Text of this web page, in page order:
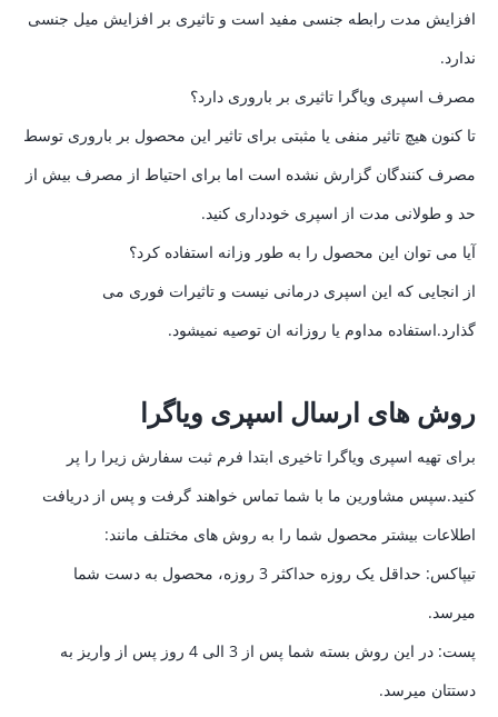
افزایش مدت رابطه جنسی مفید است و تاثیری بر افزایش میل جنسی
ندارد.
مصرف اسپری ویاگرا تاثیری بر باروری دارد؟
تا کنون هیچ تاثیر منفی یا مثبتی برای تاثیر این محصول بر باروری توسط
مصرف کنندگان گزارش نشده است اما برای احتیاط از مصرف بیش از
حد و طولانی مدت از اسپری خودداری کنید.
آیا می توان این محصول را به طور وزانه استفاده کرد؟
از انجایی که این اسپری درمانی نیست و تاثیرات فوری می
گذارد.استفاده مداوم یا روزانه ان توصیه نمیشود.
روش های ارسال اسپری ویاگرا
برای تهیه اسپری ویاگرا تاخیری ابتدا فرم ثبت سفارش زیرا را پر
کنید.سپس مشاورین ما با شما تماس خواهند گرفت و پس از دریافت
اطلاعات بیشتر محصول شما را به روش های مختلف مانند:
تیپاکس: حداقل یک روزه حداکثر 3 روزه، محصول به دست شما
میرسد.
پست: در این روش بسته شما پس از 3 الی 4 روز پس از واریز به
دستتان میرسد.